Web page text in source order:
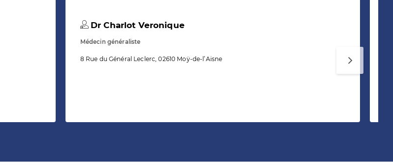
Dr Charlot Veronique
Médecin généraliste
8 Rue du Général Leclerc, 02610 Moÿ-de-l’Aisne